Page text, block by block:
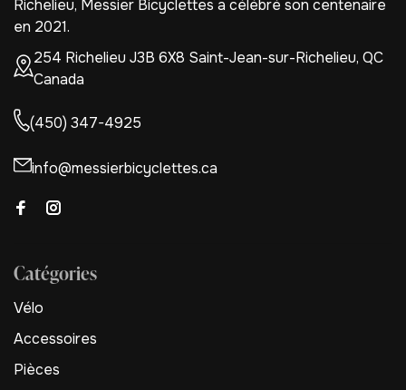
Richelieu, Messier Bicyclettes a célébré son centenaire
en 2021.
254 Richelieu J3B 6X8 Saint-Jean-sur-Richelieu, QC
Canada
(450) 347-4925
info@messierbicyclettes.ca
Catégories
Vélo
Accessoires
Pièces